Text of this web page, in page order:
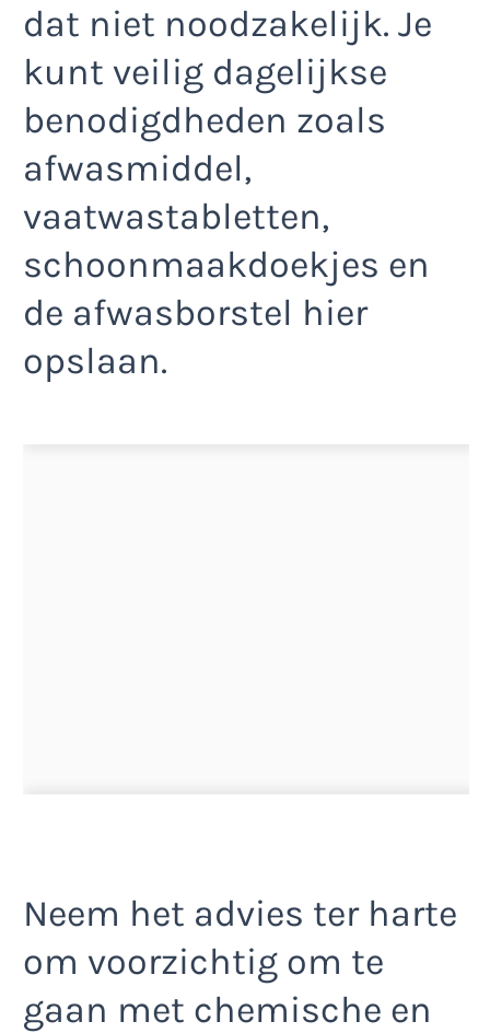
dat niet noodzakelijk. Je
kunt veilig dagelijkse
benodigdheden zoals
afwasmiddel,
vaatwastabletten,
schoonmaakdoekjes en
de afwasborstel hier
opslaan.
Neem het advies ter harte
om voorzichtig om te
gaan met chemische en